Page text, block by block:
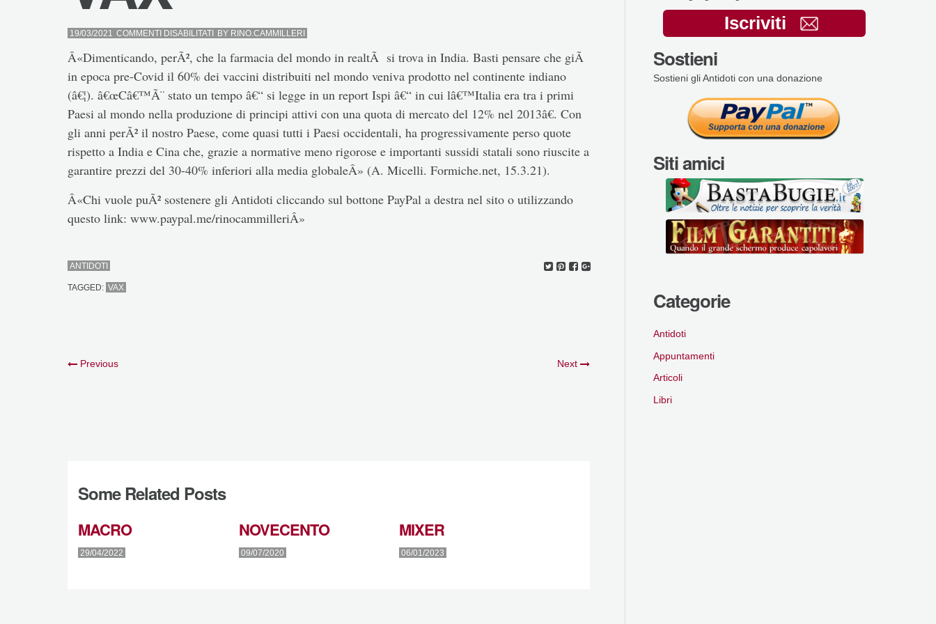
19/03/2021 COMMENTI DISABILITATISUBY RINO.CAMMILLERI
Â«Dimenticando, perÃ², che la farmacia del mondo in realtÃ si trova in India. Basti pensare che giÃ
in epoca pre-Covid il 60% dei vaccini distribuiti nel mondo veniva prodotto nel continente indiano
(â€¦). â€œCâ€™Ã¨ stato un tempo â€“ si legge in un report Ispi â€“ in cui lâ€™Italia era tra i primi
Paesi al mondo nella produzione di principi attivi con una quota di mercato del 12% nel 2013â€. Con
gli anni perÃ² il nostro Paese, come quasi tutti i Paesi occidentali, ha progressivamente perso quote
rispetto a India e Cina che, grazie a normative meno rigorose e importanti sussidi statali sono riuscite a
garantire prezzi del 30-40% inferiori alla media globaleÂ» (A. Micelli. Formiche.net, 15.3.21).
Â«Chi vuole puÃ² sostenere gli Antidoti cliccando sul bottone PayPal a destra nel sito o utilizzando
questo link: www.paypal.me/rinocammilleriÂ»
ANTIDOTI
TAGGED: VAX
Previous Next
Some Related Posts
MACRO
29/04/2022
NOVECENTO
09/07/2020
MIXER
06/01/2023
Iscriviti
Sostieni
Sostieni gli Antidoti con una donazione
Siti amici
Categorie
Antidoti
Appuntamenti
Articoli
Libri